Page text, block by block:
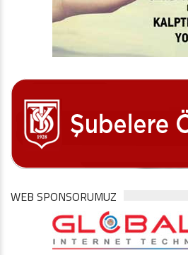
WEB SPONSORUMUZ